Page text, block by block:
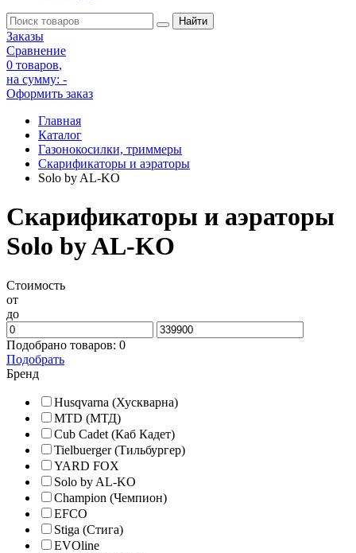
Заказы
Сравнение
0 товаров,
на сумму: -
Оформить заказ
Главная
Каталог
Газонокосилки, триммеры
Скарификаторы и аэраторы
Solo by AL-KO
Скарификаторы и аэраторы
Solo by AL-KO
Стоимость
от
до
Подобрано товаров: 0
Подобрать
Бренд
Husqvarna (Хускварна)
MTD (МТД)
Cub Cadet (Кaб Кадет)
Tielbuerger (Тильбургер)
YARD FOX
Solo by AL-KO
Champion (Чемпион)
EFCO
Stiga (Стига)
EVOline